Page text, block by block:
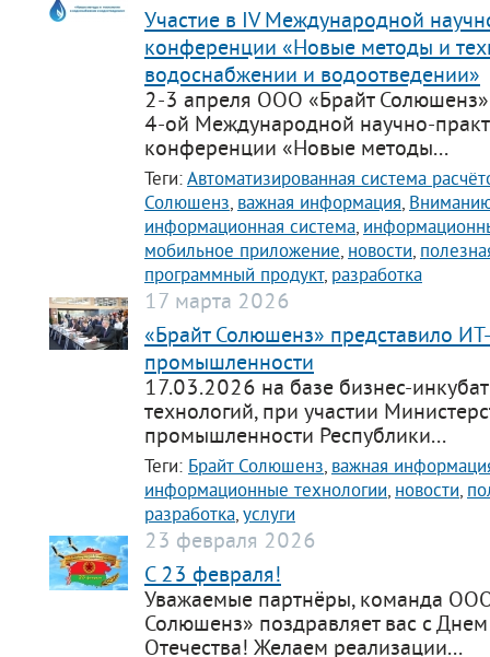
Участие в IV Международной
конференции «Новые методы и
водоснабжении и водоотведении»
2-3 апреля ООО «Брайт Солюшенз»
4-ой Международной научно-
конференции «Новые методы...
Теги:Автоматизированная система
Солюшенз, важная информация,
информационная система,
мобильное приложение, новости,
программный продукт, разработка
17 марта 2026
«Брайт Солюшенз» представило
промышленности
17.03.2026 на базе бизнес-
технологий, при участии
промышленности Республики...
Теги: Брайт Солюшенз, важная
информационные технологии, новости,
разработка,услуги
23 февраля 2026
C 23 февраля!
Уважаемые партнёры, команда
Солюшенз» поздравляет вас с
Отечества! Желаем реализации...